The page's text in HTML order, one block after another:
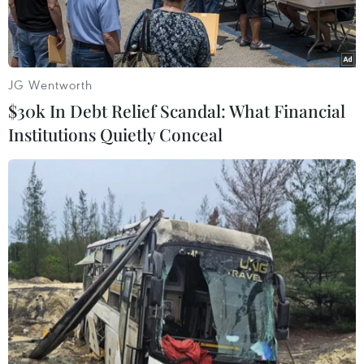
Các binh sĩ trung thành với chính phủ Syria (Nguồn: AFP)
Theo Tổ chức Theo dõi Nhân quyền Syria SOHR,
lực lượng Nhà nước Hồi giáo IS ngày 10/12 đã
bất ngờ tái chiếm lại thành phố cổ Palmyra
trong bối cảnh quân chính phủ đang tập trung
lực lượng vào chiến trường Aleppo.
JG Wentworth
$30k In Debt Relief Scandal: What Financial
Institutions Quietly Conceal